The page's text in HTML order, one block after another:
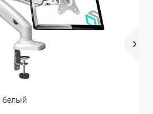
белый